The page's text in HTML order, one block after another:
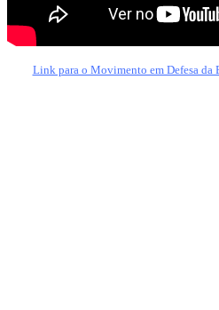
Link para o Movimento em Defesa da